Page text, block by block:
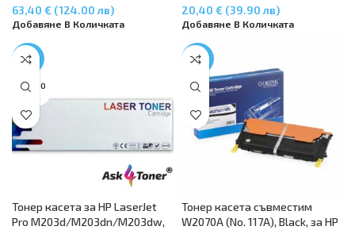
63,40 € (124.00 лв)
Добавяне В Количката
20,40 € (39.90 лв)
Добавяне В Количката
-38%
SOLD O
Тонер касета за HP LaserJet
Pro M203d/M203dn/M203dw,
-30%
Тонер касета съвместим
W2070A (No. 117A), Black, за HP